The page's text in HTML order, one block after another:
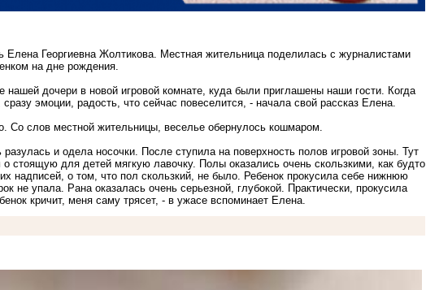
Елена Георгиевна Жолтикова. Местная жительница поделилась с журналистами
на дне рождения.
нашей дочери в новой игровой комнате, куда были приглашены наши гости. Когда
эмоции, радость, что сейчас повеселится, - начала свой рассказ Елена.
Со слов местной жительницы, веселье обернулось кошмаром.
и одела носочки. После ступила на поверхность полов игровой зоны. Тут
стоящую для детей мягкую лавочку. Полы оказались очень скользкими, как будто
надписей, о том, что пол скользкий, не было. Ребенок прокусила себе нижнюю
не упала. Рана оказалась очень серьезной, глубокой. Практически, прокусила
кричит, меня саму трясет, - в ужасе вспоминает Елена.